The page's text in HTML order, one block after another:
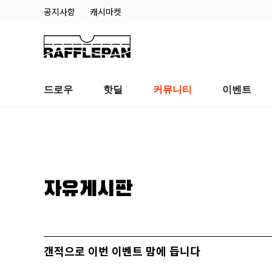
공지사항 캐시마켓
드로우 핫딜 커뮤니티 이벤트
자유게시판
갠적으로 이번 이벤트 맘에 듭니다